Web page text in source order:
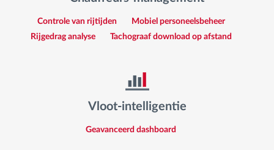
Controle van rijtijden
Mobiel personeelsbeheer
Rijgedrag analyse
Tachograaf download op afstand
Vloot-intelligentie
Geavanceerd dashboard